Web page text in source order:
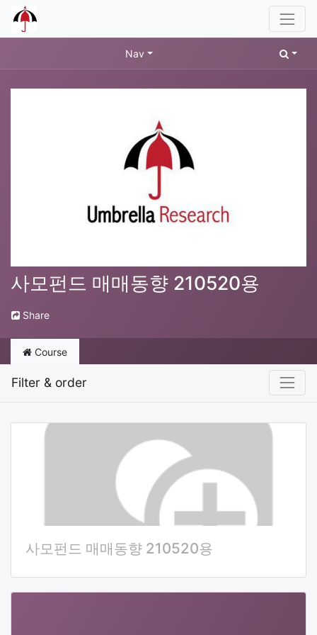
Nav
사모펀드 매매동향 210520용
Share
Course
Filter & order
사모펀드 매매동향 210520용